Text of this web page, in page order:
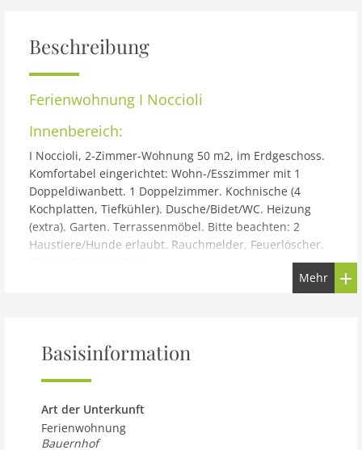
Beschreibung
Ferienwohnung I Noccioli
Innenbereich:
I Noccioli, 2-Zimmer-Wohnung 50 m2, im Erdgeschoss.
Komfortabel eingerichtet: Wohn-/Esszimmer mit 1
Doppeldiwanbett. 1 Doppelzimmer. Kochnische (4
Kochplatten, Tiefkühler). Dusche/Bidet/WC. Heizung
(extra). Garten. Terrassenmöbel. Bitte beachten: 2
Haustiere/Hunde erlaubt. Rauchmelder, Feuerlöscher.
und zwei für den Tourismus zur Verfügung stehen.
Landsitz 350 m.ü.M., renoviert, umgeben von Bäumen
und Wiesen. 2 Wohnungen im Ferienhaus. 3 km vom
sonnige Lage auf einem Hügel, 39 km vom See, im
Grünen. Zur Mitbenutzung: Park 3 ha, Garten 1 ha
Mehr
Basisinformation
Art der Unterkunft
Ferienwohnung
Bauernhof